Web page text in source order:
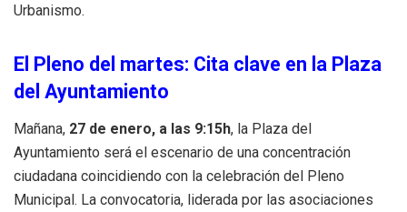
Urbanismo.
El Pleno del martes: Cita clave en la Plaza
del Ayuntamiento
Mañana, 27 de enero, a las 9:15h, la Plaza del
Ayuntamiento será el escenario de una concentración
ciudadana coincidiendo con la celebración del Pleno
Municipal. La convocatoria, liderada por las asociaciones